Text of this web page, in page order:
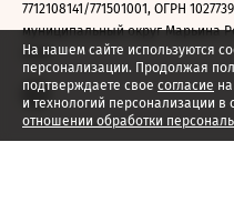
На нашем сайте используются
персонализации. Продолжая
подтверждаете свое согласие
и технологий персонализации в
отношении обработки
7712108141/771501001, ОГРН
муниципальный округ Марьина
2026